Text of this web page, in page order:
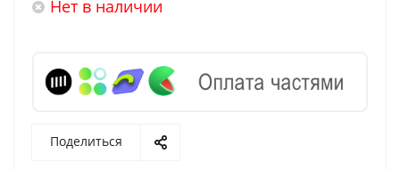
Нет в наличии
Поделиться